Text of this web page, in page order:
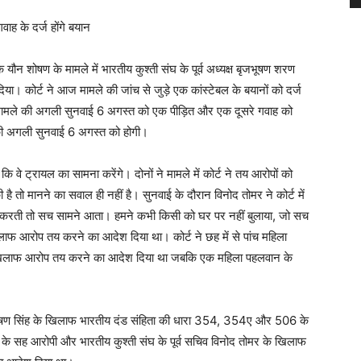
के दर्ज होंगे बयान
यौन शोषण के मामले में भारतीय कुश्ती संघ के पूर्व अध्यक्ष बृजभूषण शरण
कोर्ट ने आज मामले की जांच से जुड़े एक कांस्टेबल के बयानों को दर्ज
की अगली सुनवाई 6 अगस्त को एक पीड़ित और एक दूसरे गवाह को
अगली सुनवाई 6 अगस्त को होगी।
वे ट्रायल का सामना करेंगे। दोनों ने मामले में कोर्ट ने तय आरोपों को
मानने का सवाल ही नहीं है। सुनवाई के दौरान विनोद तोमर ने कोर्ट में
तो सच सामने आता। हमने कभी किसी को घर पर नहीं बुलाया, जो सच
आरोप तय करने का आदेश दिया था। कोर्ट ने छह में से पांच महिला
आरोप तय करने का आदेश दिया था जबकि एक महिला पहलवान के
सिंह के खिलाफ भारतीय दंड संहिता की धारा 354, 354ए और 506 के
आरोपी और भारतीय कुश्ती संघ के पूर्व सचिव विनोद तोमर के खिलाफ